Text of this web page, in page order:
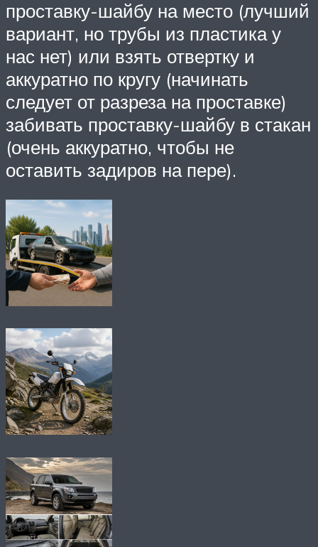
проставку-шайбу на место (лучший
вариант, но трубы из пластика у
нас нет) или взять отвертку и
аккуратно по кругу (начинать
следует от разреза на проставке)
забивать проставку-шайбу в стакан
(очень аккуратно, чтобы не
оставить задиров на пере).